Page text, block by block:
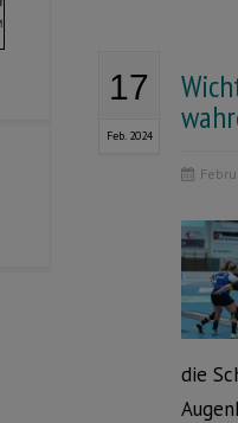
17
Feb. 2024
die